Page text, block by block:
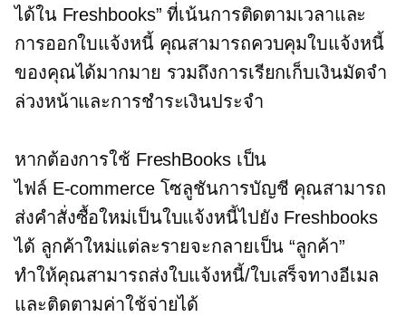
ได้ใน Freshbooks” ที่เน้นการติดตามเวลาและ
การออกใบแจ้งหนี้ คุณสามารถควบคุมใบแจ้งหนี้
ของคุณได้มากมาย รวมถึงการเรียกเก็บเงินมัดจำ
ล่วงหน้าและการชำระเงินประจำ
หากต้องการใช้ FreshBooks เป็น
ไฟล์ E-commerceโซลูชันการบัญชี คุณสามารถ
ส่งคำสั่งซื้อใหม่เป็นใบแจ้งหนี้ไปยัง Freshbooks
ได้ ลูกค้าใหม่แต่ละรายจะกลายเป็น “ลูกค้า”
ทำให้คุณสามารถส่งใบแจ้งหนี้/ใบเสร็จทางอีเมล
และติดตามค่าใช้จ่ายได้